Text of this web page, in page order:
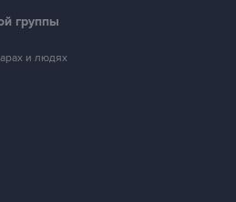
группы
и людях